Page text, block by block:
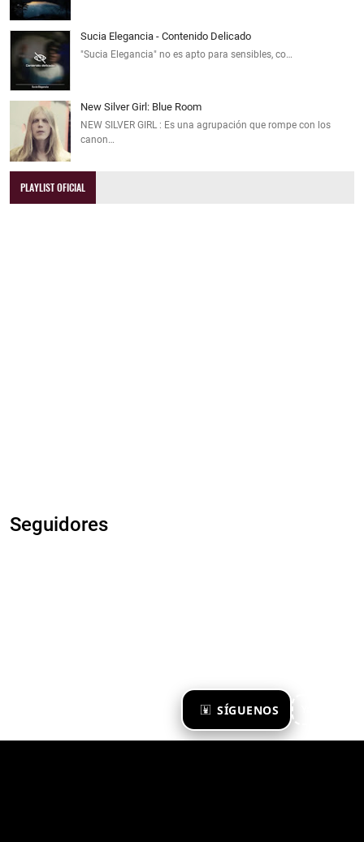
SÍGUENOS
Sucia Elegancia - Contenido Delicado
"Sucia Elegancia" no es apto para sensibles, co…
New Silver Girl: Blue Room
NEW SILVER GIRL : Es una agrupación que rompe con los
canon…
PLAYLIST OFICIAL
Seguidores